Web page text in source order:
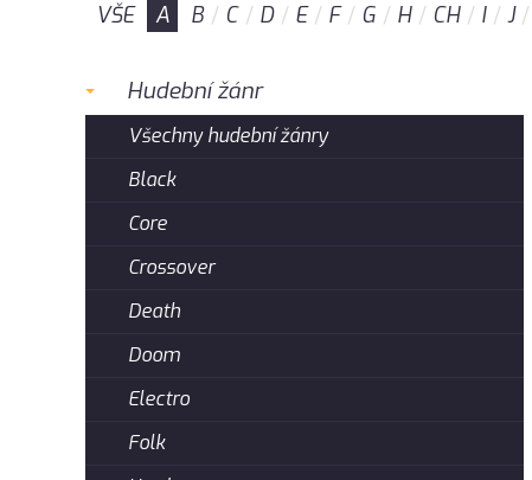
VŠE A B C D E F G H CH I J
Hudební žánr
Všechny hudební žánry
Black
Core
Crossover
Death
Doom
Electro
Folk